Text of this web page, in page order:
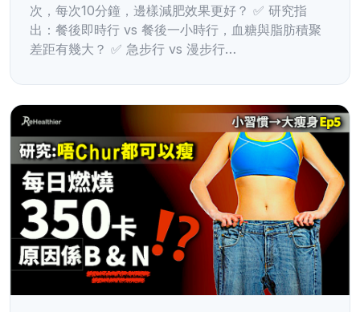
次，每次10分鐘，邊樣減肥效果更好？ ✅ 研究指
出：餐後即時行 vs 餐後一小時行，血糖與脂肪積聚
差距有幾大？ ✅ 急步行 vs 漫步行…